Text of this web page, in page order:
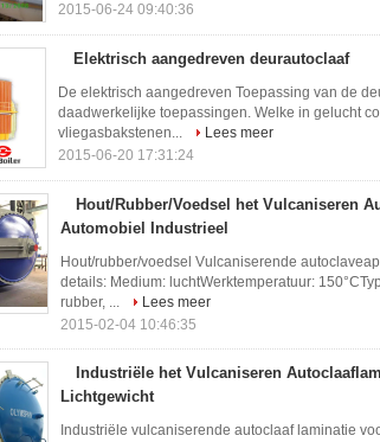
2015-06-24 09:40:36
Elektrisch aangedreven deurautoclaaf
De elektrisch aangedreven Toepassing van de
daadwerkelijke toepassingen. Welke in gelucht
vliegasbakstenen...
Lees meer
2015-06-20 17:31:24
Hout/Rubber/Voedsel het Vulcaniseren
Automobiel Industrieel
Hout/rubber/voedsel Vulcaniserende
details: Medium: luchtWerktemperatuur:
rubber, ...
Lees meer
2015-02-04 10:46:35
Industriële het Vulcaniseren
Lichtgewicht
Industriële vulcaniserende autoclaaf laminatie